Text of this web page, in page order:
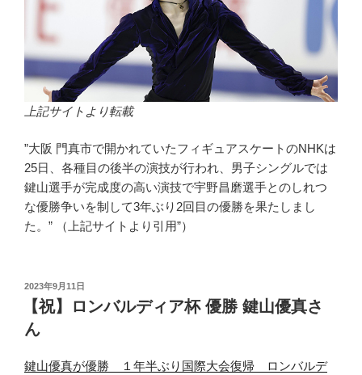
上記サイトより転載
”大阪 門真市で開かれていたフィギュアスケートのNHKは
25日、各種目の後半の演技が行われ、男子シングルでは
鍵山選手が完成度の高い演技で宇野昌磨選手とのしれつ
な優勝争いを制して3年ぶり2回目の優勝を果たしまし
た。” （上記サイトより引用”）
投
日:
2023年9月11日
【祝】ロンバルディア杯 優勝 鍵山優真さ
ん
鍵山優真が優勝 １年半ぶり国際大会復帰 ロンバルデ